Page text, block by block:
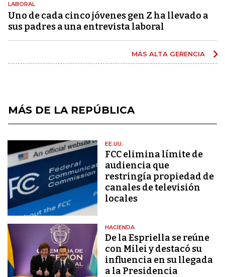
LABORAL
Uno de cada cinco jóvenes gen Z ha llevado a
sus padres a una entrevista laboral
MÁS ALTA GERENCIA
MÁS DE LA REPÚBLICA
EE.UU.
FCC elimina límite de
audiencia que
restringía propiedad de
canales de televisión
locales
HACIENDA
De la Espriella se reúne
con Milei y destacó su
influencia en su llegada
a la Presidencia